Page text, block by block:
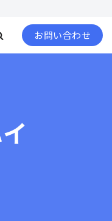
お問い合わせ